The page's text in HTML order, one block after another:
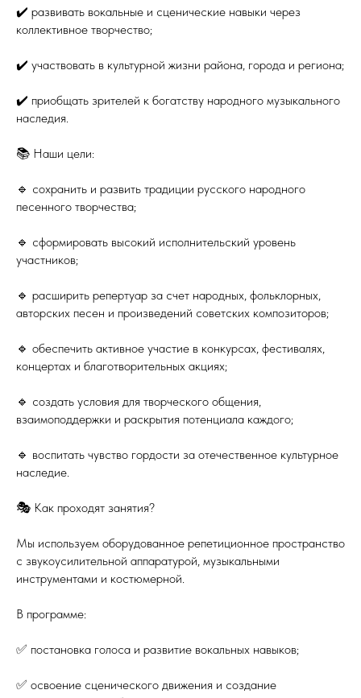
✔️ развивать вокальные и сценические навыки через
коллективное творчество;
✔️ участвовать в культурной жизни района, города и региона;
✔️ приобщать зрителей к богатству народного музыкального
наследия.
📚 Наши цели:
🔹 сохранить и развить традиции русского народного
песенного творчества;
🔹 сформировать высокий исполнительский уровень
участников;
🔹 расширить репертуар за счет народных, фольклорных,
авторских песен и произведений советских композиторов;
🔹 обеспечить активное участие в конкурсах, фестивалях,
концертах и благотворительных акциях;
🔹 создать условия для творческого общения,
взаимоподдержки и раскрытия потенциала каждого;
🔹 воспитать чувство гордости за отечественное культурное
наследие.
🎭 Как проходят занятия?
Мы используем оборудованное репетиционное пространство
с звукоусилительной аппаратурой, музыкальными
инструментами и костюмерной.
В программе:
✅ постановка голоса и развитие вокальных навыков;
✅ освоение сценического движения и создание